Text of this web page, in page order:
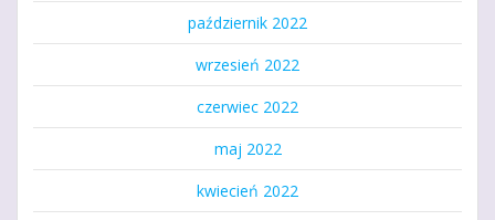
październik 2022
wrzesień 2022
czerwiec 2022
maj 2022
kwiecień 2022